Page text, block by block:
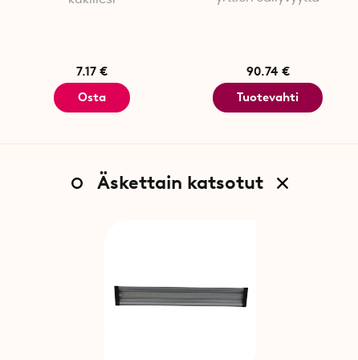
7.17 €
Osta
90.74 €
Tuotevahti
Äskettain katsotut